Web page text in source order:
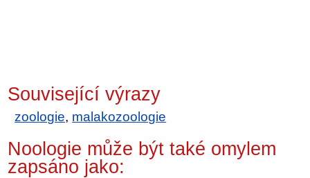
Související výrazy
zoologie, malakozoologie
Noologie může být také omylem
zapsáno jako: